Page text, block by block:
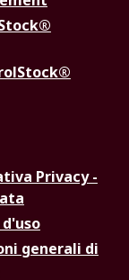
Privacy -
generali di